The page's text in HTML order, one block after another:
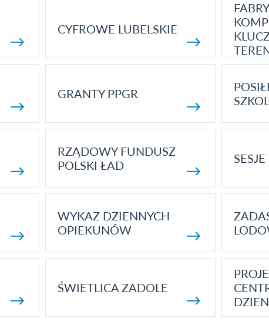
CYFROWE LUBELSKIE
GRANTY PPGR
RZĄDOWY FUNDUSZ
POLSKI ŁAD
WYKAZ DZIENNYCH
OPIEKUNÓW
ŚWIETLICA ZADOLE